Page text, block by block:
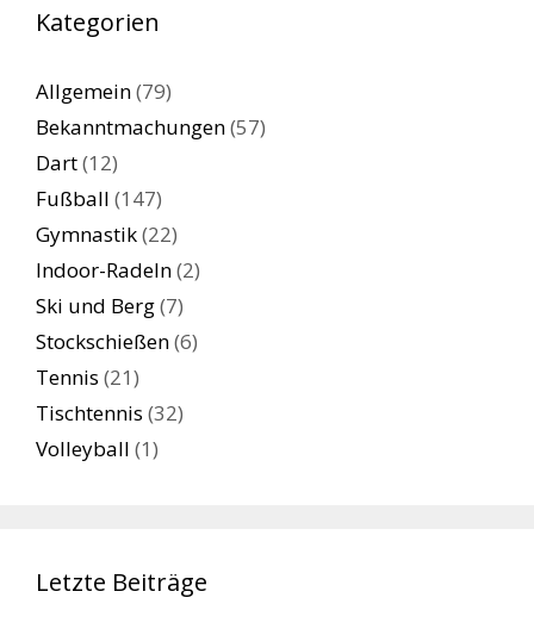
Kategorien
Allgemein(79)
Bekanntmachungen(57)
Dart(12)
Fußball (147)
Gymnastik(22)
Indoor-Radeln(2)
Ski und Berg(7)
Stockschießen(6)
Tennis (21)
Tischtennis (32)
Volleyball (1)
Letzte Beiträge